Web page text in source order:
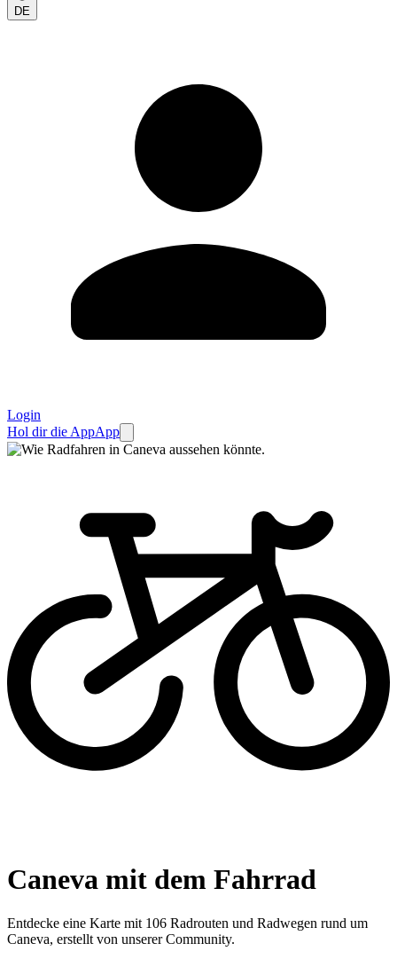
DE
Login
Hol dir die AppApp
Caneva mit dem Fahrrad
Entdecke eine Karte mit 106 Radrouten und Radwegen rund um
Caneva, erstellt von unserer Community.